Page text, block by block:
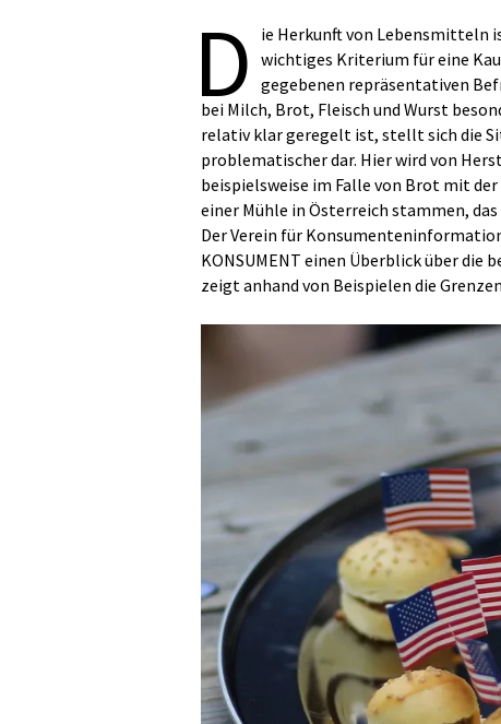
D
ie Herkunft von Lebensmitteln
wichtiges Kriterium für eine
gegebenen repräsentativen
bei Milch, Brot, Fleisch und Wurst
relativ klar geregelt ist, stellt sich die
problematischer dar. Hier wird von
beispielsweise im Falle von Brot mit
einer Mühle in Österreich stammen,
Der Verein für
KONSUMENT einen Überblick über die
zeigt anhand von Beispielen die